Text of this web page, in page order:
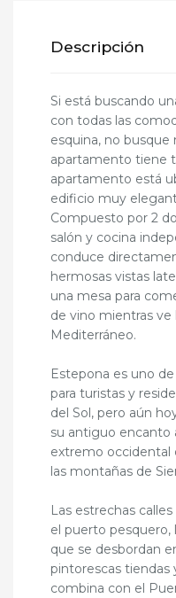
Descripción
Si está buscando
con todas las
esquina, no
apartamento tiene
apartamento está
edificio muy
Compuesto por 2
salón y cocina
conduce
hermosas vistas
una mesa para
de vino mientras ve
Mediterráneo.
Estepona es uno
para turistas y
del Sol, pero aún
su antiguo encanto
extremo occidental
las montañas de
Las estrechas
el puerto pesquero,
que se desbordan
pintorescas tiendas
combina con el